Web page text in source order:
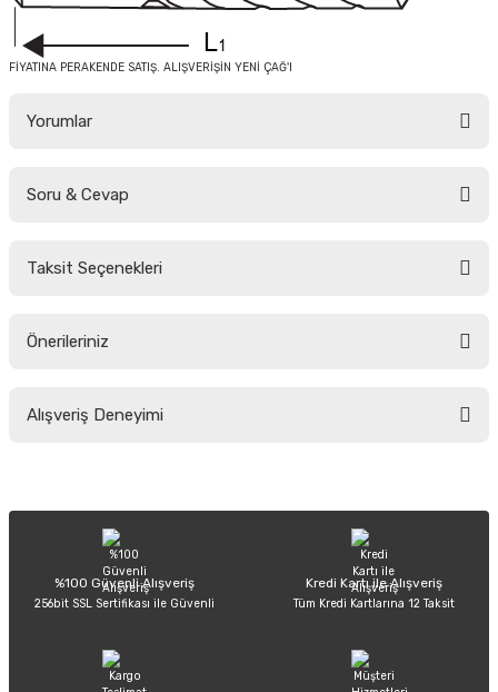
FİYATINA PERAKENDE SATIŞ. ALIŞVERİŞİN YENİ ÇAĞ'I
Yorumlar
Soru & Cevap
Taksit Seçenekleri
Önerileriniz
yetersiz gördüğünüz noktaları öneri formunu kullanarak tarafımıza
Ürün açıklamasında eksik bilgiler bulunuyor.
Ürün bilgilerinde hatalar bulunuyor.
Ürün fiyatı diğer sitelerden daha pahalı.
Alışveriş Deneyimi
Sitemize ilk yorumu siz yapın!
%100 Güvenli Alışveriş
256bit SSL Sertifikası ile Güvenli
Kredi Kartı ile Alışveriş
Tüm Kredi Kartlarına 12 Taksit